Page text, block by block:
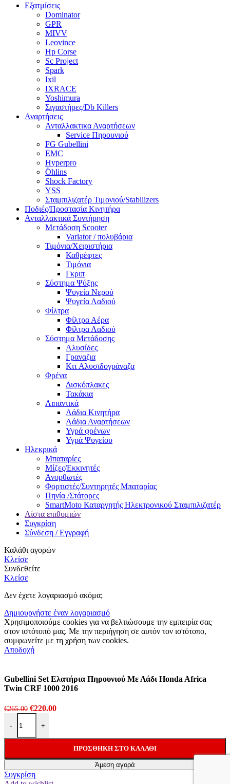
Εξατμίσεις
Dominator
GPR
MIVV
Leovince
Hp Corse
Sc Project
Spark
Ixil
IXRACE
Yoshimura
Σιγαστήρες/Db Killers
Αναρτήσεις
Ανταλλακτικα Αναρτήσεων
Service Πηρουνιού
FG Gubellini
EMC
Hyperpro
Öhlins
Shock Factory
YSS
Σταμπιλιζατέρ Τιμονιού/Stabilizers
Ποδιές/Προστασία Κινητήρα
Ανταλλακτικά Συντήρηση
Μετάδοση Scooter
Variator / πολυβάρια
Τιμόνια/Χειριστήρια
Καθρέφτες
Τιμόνια
Γκριπ
Σύστημα Ψύξης
Ψυγεία Νερού
Ψυγεία Λαδιού
Φίλτρα
Φίλτρα Αέρα
Φίλτρα Λαδιού
Σύστημα Μετάδοσης
Αλυσίδες
Γραναζια
Κιτ Αλυσιδογράναζα
Φρένα
Δισκόπλακες
Τακάκια
Λιπαντικά
Λάδια Κινητήρα
Λάδια Αναρτήσεων
Υγρά φρένων
Υγρά Ψυγείου
Ηλεκρικά
Μπαταρίες
Μίζες/Εκκινητές
Ανορθωτές
Φορτιστές/Συντηρητές Μπαταρίας
Πηνία /Στάτορες
SmartMoto Καταργητής Ηλεκτρονικού Σταμπιλιζατέρ
Λίστα επιθυμιών
Συγκρίση
Σύνδεση / Εγγραφή
Καλάθι αγορών
Κλείσε
Συνδεθείτε
Κλείσε
Δεν έχετε λογαριασμό ακόμα;
Δημιουργήστε έναν λογαριασμό
Χρησιμοποιούμε cookies για να βελτιώσουμε την εμπειρία σας
στον ιστότοπό μας. Με την περιήγηση σε αυτόν τον ιστότοπο,
συμφωνείτε με τη χρήση των cookies.
Αποδοχή
Gubellini Set Ελατήρια Πηρουνιού Με Λάδι Honda Africa
Twin CRF 1000 2016
€265.00 Original
price
was:
€265.00.
€220.00Η
€220.00.
-
Gubellini Set Ελατήρια Πηρουνιού Με Λάδι Honda Africa Twin
+
ΠΡΟΣΘΉΚΗ ΣΤΟ ΚΑΛΆΘΙ
Άμεση αγορά
Συγκρίση